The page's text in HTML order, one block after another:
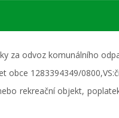
za odvoz komunálního
1283394349/
rekreační objekt,